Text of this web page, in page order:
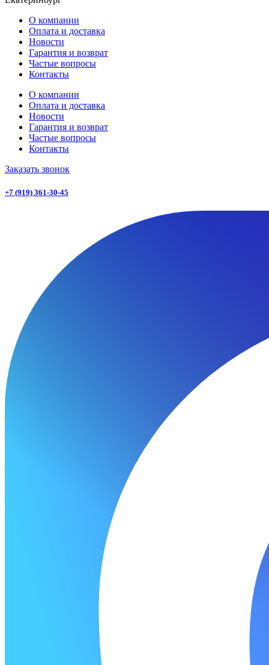
О компании
Оплата и доставка
Новости
Гарантия и возврат
Частые вопросы
Контакты
О компании
Оплата и доставка
Новости
Гарантия и возврат
Частые вопросы
Контакты
Заказать звонок
+7 (919) 361-30-45